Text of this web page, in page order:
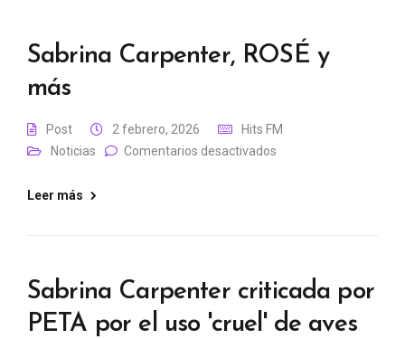
Sabrina Carpenter, ROSÉ y
más
Post 2 febrero, 2026
Hits FM
Noticias
Comentarios desactivados
Leer más
Sabrina Carpenter criticada por
PETA por el uso 'cruel' de aves